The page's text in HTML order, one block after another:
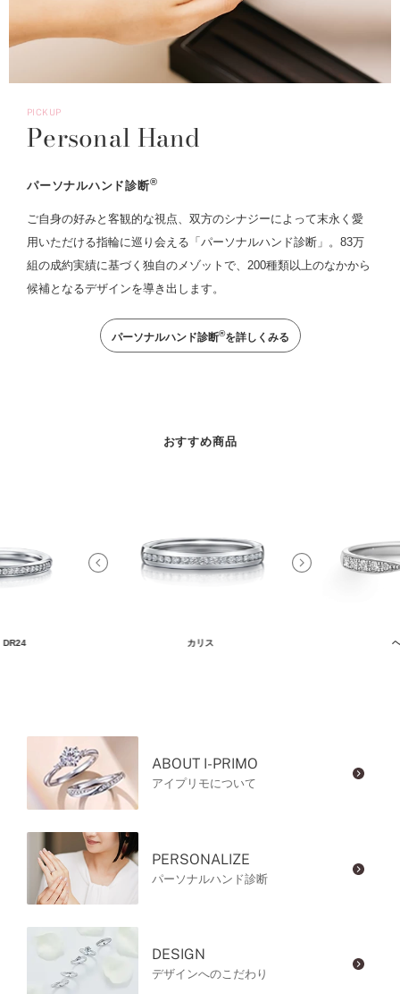
PICKUP
Personal Hand
パーソナルハンド診断®
ご自身の好みと客観的な視点、双方のシナジーによって末永く愛
用いただける指輪に巡り会える「パーソナルハンド診断」。83万
組の成約実績に基づく独自のメゾットで、200種類以上のなかから
候補となるデザインを導き出します。
パーソナルハンド診断®を詳しくみる
おすすめ商品
DR24 カリス
ABOUT I-PRIMO
アイプリモについて
PERSONALIZE
パーソナルハンド診断
DESIGN
デザインへのこだわり